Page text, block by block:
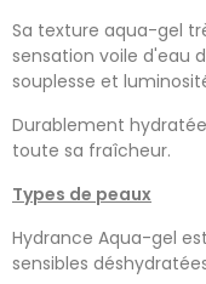
Sa texture aqua-gel
sensation voile d'eau
souplesse et
Durablement
toute sa fraîcheur.
Types de peaux
Hydrance Aqua-gel
sensibles